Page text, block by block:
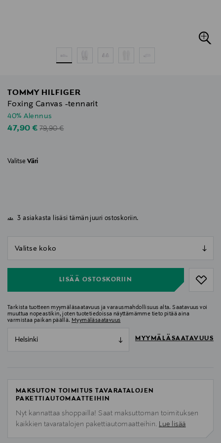
TOMMY HILFIGER
Foxing Canvas -tennarit
40% Alennus
Discounted Price
47,90 €Original Price
79,90 €
Valitse Väri
3 asiakasta lisäsi tämän juuri ostoskoriin.
LISÄÄ OSTOSKORIIN
Tarkista tuotteen myymäläsaatavuus ja varausmahdollisuus alta. Saatavuus voi
muuttua nopeastikin, joten tuotetiedoissa näyttämämme tieto pitää aina
varmistaa paikan päällä. Myymäläsaatavuus
Helsinki MYYMÄLÄSAATAVUUS
MAKSUTON TOIMITUS TAVARATALOJEN
PAKETTIAUTOMAATTEIHIN
Nyt kannattaa shoppailla! Saat maksuttoman toimituksen
kaikkien tavaratalojen pakettiautomaatteihin. Lue lisää